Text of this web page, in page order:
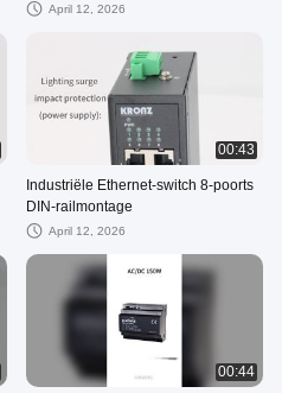
April 12, 2026
00:43
Industriële Ethernet-switch 8-poorts
DIN-railmontage
April 12, 2026
00:44